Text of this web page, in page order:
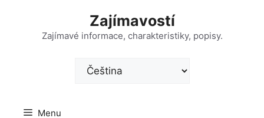
Zajímavostí
Zajímavé informace, charakteristiky, popisy.
Zvolte
jazyk
Menu